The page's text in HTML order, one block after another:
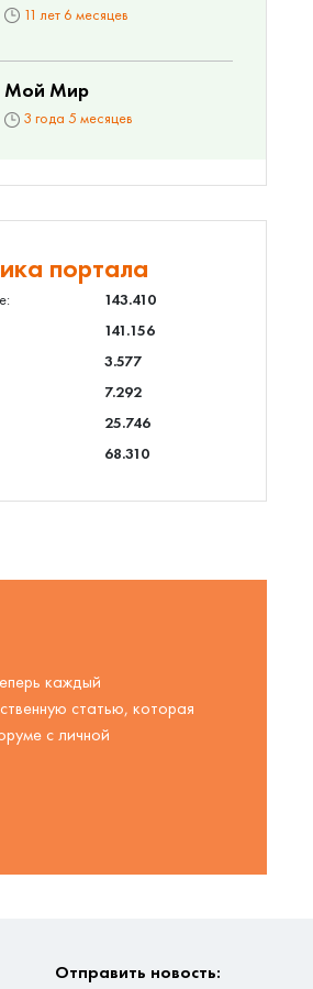
11 лет 6 месяцев
Мой Мир
3 года 5 месяцев
портала
143.410
141.156
3.577
7.292
25.746
68.310
каждый
статью, которая
с личной
Отправить новость: